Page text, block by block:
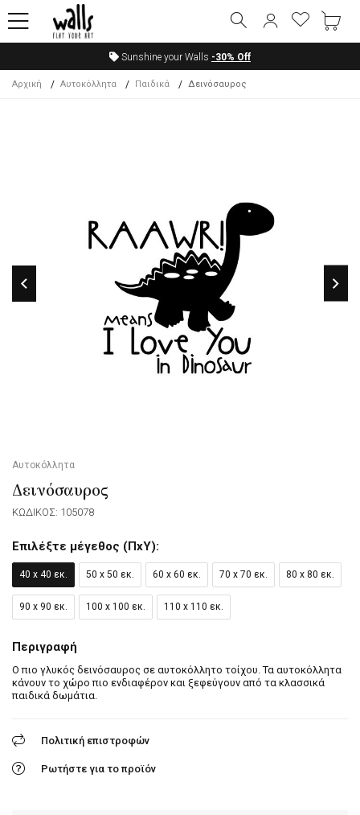
Sunshine your Walls -30% Off
Αρχική Αυτοκόλλητα Παιδικά Δεινόσαυρος
Αυτοκόλλητα
Δεινόσαυρος
ΚΩΔΙΚΟΣ: 105078
Επιλέξτε μέγεθος (ΠxΥ):
40 x 40 εκ. 50 x 50 εκ. 60 x 60 εκ. 70 x 70 εκ. 80 x 80 εκ.
90 x 90 εκ. 100 x 100 εκ. 110 x 110 εκ.
Περιγραφή
Ο πιο γλυκός δεινόσαυρος σε αυτοκόλλητο τοίχου. Τα αυτοκόλλητα
κάνουν το χώρο πιο ενδιαφέρον και ξεφεύγουν από τα κλασσικά
παιδικά δωμάτια.
Πολιτική επιστροφών
Ρωτήστε για το προϊόν